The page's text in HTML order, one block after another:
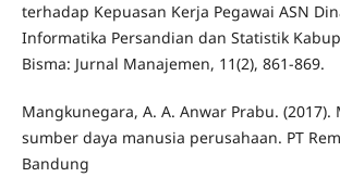
terhadap Kepuasan Kerja Pegawai ASN
Informatika Persandian dan Statistik
Bisma: Jurnal Manajemen, 11(2), 861-869.
Mangkunegara, A. A. Anwar Prabu. (2017).
sumber daya manusia perusahaan. PT
Bandung